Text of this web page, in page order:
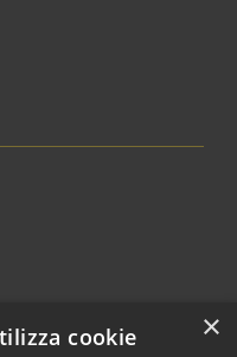
×
cookie